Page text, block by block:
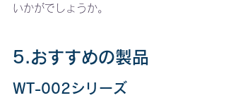
いかがでしょうか。
5.おすすめの製品
WT-002シリーズ